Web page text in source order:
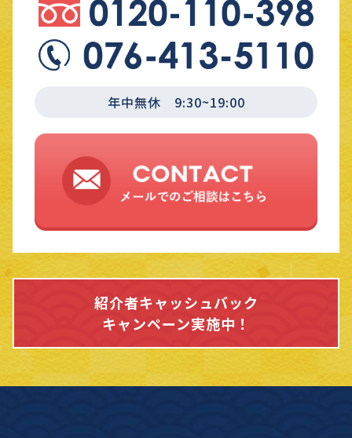
年中無休 9:30~19:00
紹介者キャッシュバック
キャンペーン実施中！